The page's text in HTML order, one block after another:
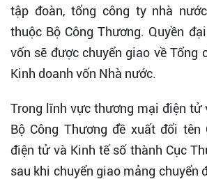
tập đoàn, tổng công ty nhà
thuộc Bộ Công Thương. Quyền
vốn sẽ được chuyển giao về Tổng
Kinh doanh vốn Nhà nước.
Trong lĩnh vực thương mại điện tử
Bộ Công Thương đề xuất đổi tên
điện tử và Kinh tế số thành Cục
sau khi chuyển giao mảng chuyển